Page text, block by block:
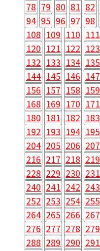
78 79 80 81 82
94 95 96 97 98
108 109 110 111
120 121 122 123
132 133 134 135
144 145 146 147
156 157 158 159
168 169 170 171
180 181 182 183
192 193 194 195
204 205 206 207
216 217 218 219
228 229 230 231
240 241 242 243
252 253 254 255
264 265 266 267
276 277 278 279
288 289 290 291